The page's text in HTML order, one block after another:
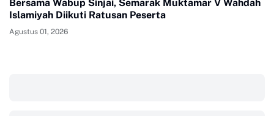
Bersama Wabup Sinjai, Semarak Muktamar V Wahdah
Islamiyah Diikuti Ratusan Peserta
Agustus 01, 2026